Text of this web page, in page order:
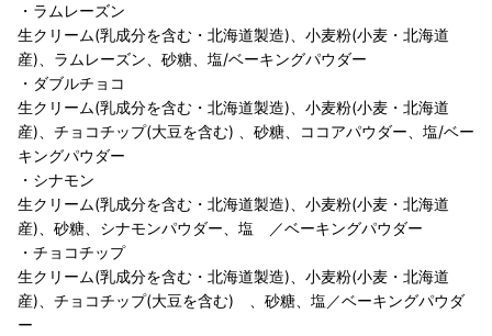
・ラムレーズン
生クリーム(乳成分を含む・北海道製造)、小麦粉(小麦・北海道
産)、ラムレーズン、砂糖、塩/ベーキングパウダー
・ダブルチョコ
生クリーム(乳成分を含む・北海道製造)、小麦粉(小麦・北海道
産)、チョコチップ(大豆を含む) 、砂糖、ココアパウダー、塩/ベー
キングパウダー
・シナモン
生クリーム(乳成分を含む・北海道製造)、小麦粉(小麦・北海道
産)、砂糖、シナモンパウダー、塩 ／ベーキングパウダー
・チョコチップ
生クリーム(乳成分を含む・北海道製造)、小麦粉(小麦・北海道
産)、チョコチップ(大豆を含む) 、砂糖、塩／ベーキングパウダ
ー